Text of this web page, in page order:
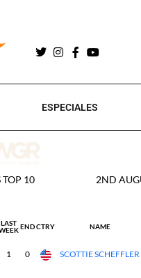
ESPECIALES